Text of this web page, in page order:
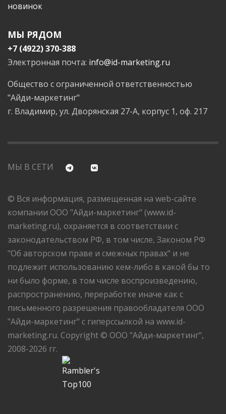
новинок
МЫ РЯДОМ
+7 (4922) 370-388
Электронная почта: info@id-marketing.ru
Общество с ограниченной ответственностью
"Айди-маркетинг"
г. Владимир, ул. Дворянская 27-А, корпус 1, оф. 217
МЫ В СЕТИ
© Вся информация, размещенная на web-сайте
компании ООО "Айди-маркетинг" (www.id-
marketing.ru), охраняется в соответствии с
законодательством РФ, в том числе, Законом РФ
"Об авторском праве и смежных правах" и не
подлежит использованию кем-либо в какой бы то
ни было форме, в том числе воспроизведению,
распространению, переработке иначе как с
письменного разрешения правообладателя ООО
"Айди-маркетинг" с гиперссылкой на www.id-
marketing.ru. Copyright © ООО "Айди-маркетинг",
2008-2026 гг.